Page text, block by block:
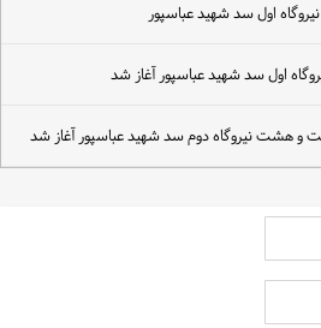
اول سد شهید عباسپور
اول سد شهید عباسپور آغاز شد
و هشت نیروگاه دوم سد شهید عباسپور آغاز شد